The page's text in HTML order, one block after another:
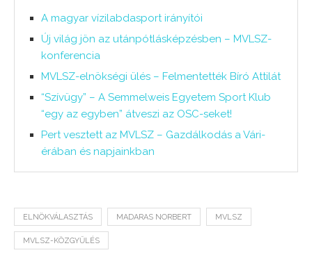
A magyar vízilabdasport irányítói
Új világ jön az utánpótlásképzésben – MVLSZ-
konferencia
MVLSZ-elnökségi ülés – Felmentették Bíró Attilát
“Szívügy” – A Semmelweis Egyetem Sport Klub
“egy az egyben” átveszi az OSC-seket!
Pert vesztett az MVLSZ – Gazdálkodás a Vári-
érában és napjainkban
ELNÖKVÁLASZTÁS MADARAS NORBERT MVLSZ
MVLSZ-KÖZGYŰLÉS